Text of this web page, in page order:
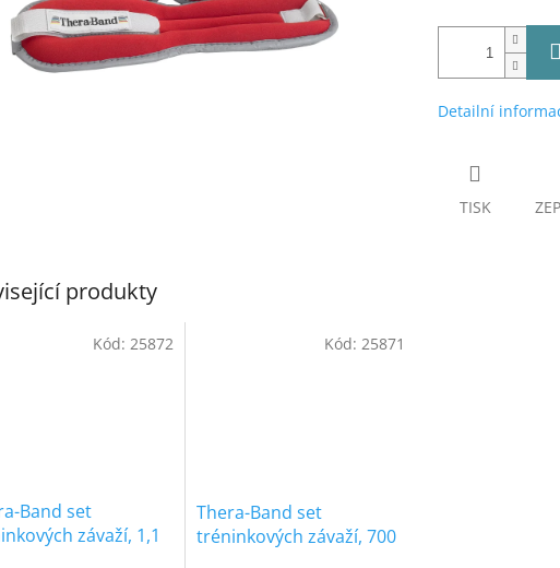
Detailní
TISK
produkty
Band set
závaží, 1,1
Kód: 25872
Thera-Band set
tréninkových závaží, 700
Kód: 25871